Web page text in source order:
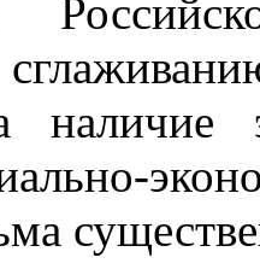
наличие